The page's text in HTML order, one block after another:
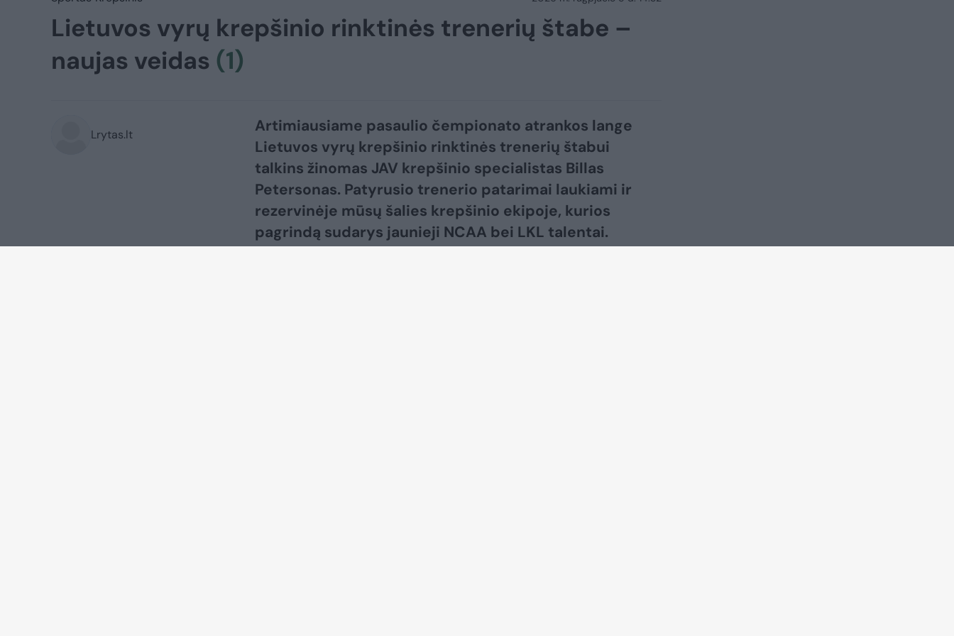
Lietuvos vyrų krepšinio rinktinės trenerių štabe –
naujas veidas (1)
Lrytas.lt
Artimiausiame pasaulio čempionato atrankos lange
Lietuvos vyrų krepšinio rinktinės trenerių štabui
talkins žinomas JAV krepšinio specialistas Billas
Petersonas. Patyrusio trenerio patarimai laukiami ir
rezervinėje mūsų šalies krepšinio ekipoje, kurios
pagrindą sudarys jaunieji NCAA bei LKL talentai.